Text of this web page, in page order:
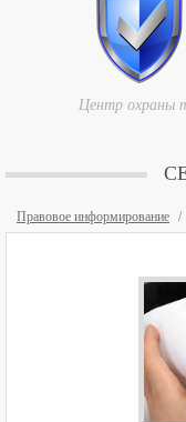
Центр охраны
Правовое информирование